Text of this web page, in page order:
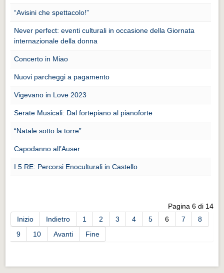
Musica e teatro
Musica e teatro
Distretto industriale
Distretto industriale
Muoversi a Vigevano
Cultura e turismo 4.0
Cultura e turismo 4.0
PROGETTI
PROGETTI
Progetti Aperti
Progetti Realizzati
EVENTI
“Avisini che spettacolo!”
Never perfect: eventi culturali in occasione della Giornata
internazionale della donna
Concerto in Miao
Nuovi parcheggi a pagamento
Vigevano in Love 2023
Serate Musicali: Dal fortepiano al pianoforte
“Natale sotto la torre”
Capodanno all’Auser
I 5 RE: Percorsi Enoculturali in Castello
Pagina 6 di 14
Inizio
Indietro 1 2 3 4 5 6 7
8
9
10 Avanti Fine